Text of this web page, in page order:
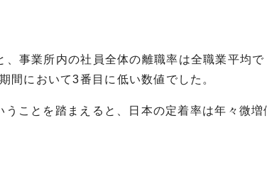
、事業所内の社員全体の離職率は全職業平均で
において3番目に低い数値でした。
ことを踏まえると、日本の定着率は年々微増